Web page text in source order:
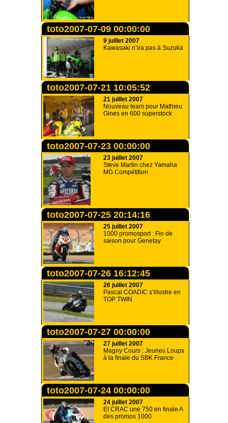
toto2007-07-09 00:00:00
9 juillet 2007
Kawasaki n’ira pas à Suzuka
toto2007-07-21 10:05:52
21 juillet 2007
Nouveau team pour Mathieu
Gines en 600 superstock
toto2007-07-23 00:00:00
23 juillet 2007
Steve Martin chez Yamaha
MG Compétition
toto2007-07-25 20:14:16
25 juillet 2007
1000 promosport : Fin de
saison pour Genetay
toto2007-07-26 16:12:45
26 juillet 2007
Pascal COADIC s’illustre en
TOP TWIN
toto2007-07-27 00:00:00
27 juillet 2007
Magny Cours : Jeunes Loups
à la finale du SBK France
toto2007-07-24 00:00:00
24 juillet 2007
Et CRAC une 750 en finale A
des promos 1000